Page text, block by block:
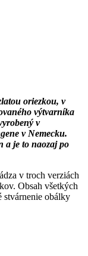
oriezkou, v
výtvarníka
v
v Nemecku.
a je to naozaj po
v troch verziách
Obsah všetkých
stvárnenie obálky